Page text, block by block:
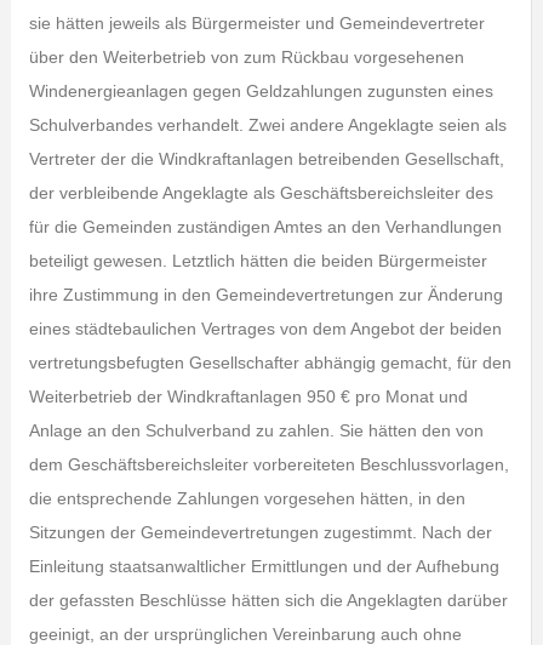
sie hätten jeweils als Bürgermeister und Gemeindevertreter
über den Weiterbetrieb von zum Rückbau vorgesehenen
Windenergieanlagen gegen Geldzahlungen zugunsten eines
Schulverbandes verhandelt. Zwei andere Angeklagte seien als
Vertreter der die Windkraftanlagen betreibenden Gesellschaft,
der verbleibende Angeklagte als Geschäftsbereichsleiter des
für die Gemeinden zuständigen Amtes an den Verhandlungen
beteiligt gewesen. Letztlich hätten die beiden Bürgermeister
ihre Zustimmung in den Gemeindevertretungen zur Änderung
eines städtebaulichen Vertrages von dem Angebot der beiden
vertretungsbefugten Gesellschafter abhängig gemacht, für den
Weiterbetrieb der Windkraftanlagen 950 € pro Monat und
Anlage an den Schulverband zu zahlen. Sie hätten den von
dem Geschäftsbereichsleiter vorbereiteten Beschlussvorlagen,
die entsprechende Zahlungen vorgesehen hätten, in den
Sitzungen der Gemeindevertretungen zugestimmt. Nach der
Einleitung staatsanwaltlicher Ermittlungen und der Aufhebung
der gefassten Beschlüsse hätten sich die Angeklagten darüber
geeinigt, an der ursprünglichen Vereinbarung auch ohne